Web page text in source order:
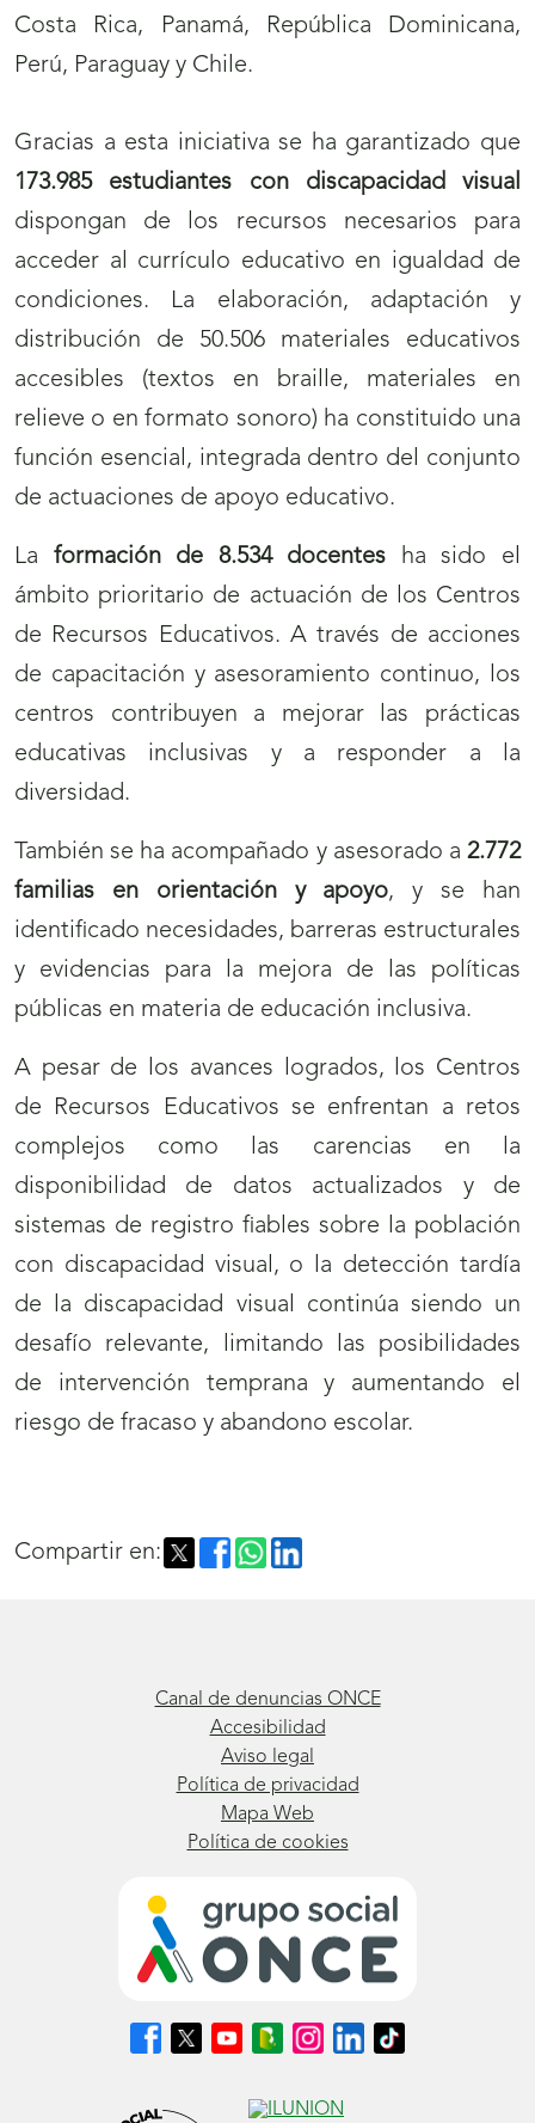
Costa Rica, Panamá, República Dominicana,
Perú, Paraguay y Chile.
Gracias a esta iniciativa se ha garantizado que
173.985 estudiantes con discapacidad visual
dispongan de los recursos necesarios para
acceder al currículo educativo en igualdad de
condiciones. La elaboración, adaptación y
distribución de 50.506 materiales educativos
accesibles (textos en braille, materiales en
relieve o en formato sonoro) ha constituido una
función esencial, integrada dentro del conjunto
de actuaciones de apoyo educativo.
La formación de 8.534 docentes ha sido el
ámbito prioritario de actuación de los Centros
de Recursos Educativos. A través de acciones
de capacitación y asesoramiento continuo, los
centros contribuyen a mejorar las prácticas
educativas inclusivas y a responder a la
diversidad.
También se ha acompañado y asesorado a 2.772
familias en orientación y apoyo, y se han
identificado necesidades, barreras estructurales
y evidencias para la mejora de las políticas
públicas en materia de educación inclusiva.
A pesar de los avances logrados, los Centros
de Recursos Educativos se enfrentan a retos
complejos como las carencias en la
disponibilidad de datos actualizados y de
sistemas de registro fiables sobre la población
con discapacidad visual, o la detección tardía
de la discapacidad visual continúa siendo un
desafío relevante, limitando las posibilidades
de intervención temprana y aumentando el
riesgo de fracaso y abandono escolar.
Compartir en:
Canal de denuncias ONCE
Accesibilidad
Aviso legal
Política de privacidad
Mapa Web
Política de cookies
Síguenos
en
Síguenos
en
Síguenos
en
Síguenos
en
Blog
Síguenos
en
(se
Síguenos
en
(se
Síguenos
en